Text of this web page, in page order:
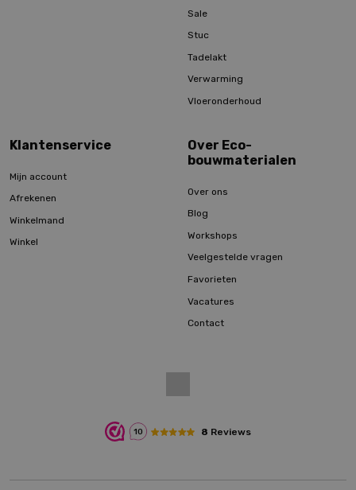
Sale
Stuc
Tadelakt
Verwarming
Vloeronderhoud
Klantenservice
Mijn account
Afrekenen
Winkelmand
Winkel
Over Eco-
bouwmaterialen
Over ons
Blog
Workshops
Veelgestelde vragen
Favorieten
Vacatures
Contact
10 8 Reviews